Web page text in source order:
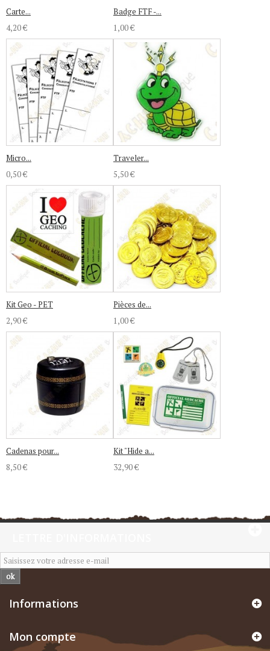
Carte...
4,20 €
Badge FTF -...
1,00 €
Micro...
0,50 €
Traveler...
5,50 €
Kit Geo - PET
2,90 €
Pièces de...
1,00 €
Cadenas pour...
8,50 €
Kit "Hide a...
32,90 €
ok
Informations
Mon compte